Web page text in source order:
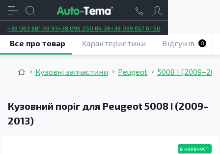
+38 063 881 09 93+38 096 250 84 38+38 099 657 61 50
Кузовні запчастини Peugeot 5008 І
Кузовний поріг для Peugeot 5008 I (2009–
2013)
Все про товар Характеристики Відгуків 0
в наявності